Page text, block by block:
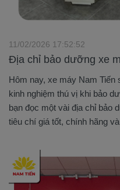
Địa chỉ bảo dưỡng xe
11/02/2026 17:52:52
Hôm nay, xe máy Nam
kinh nghiệm thú vị khi bảo
bạn đọc một vài địa chỉ bảo
tiêu chí giá tốt, chính hãng